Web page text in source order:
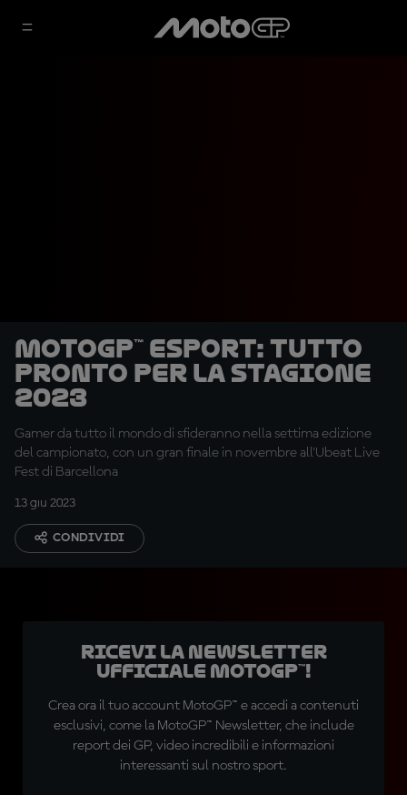
MotoGP™ eSport: tutto
pronto per la stagione
2023
Gamer da tutto il mondo di sfideranno nella settima edizione
del campionato, con un gran finale in novembre all'Ubeat Live
Fest di Barcellona
13 giu 2023
CONDIVIDI
Ricevi la newsletter
ufficiale MotoGP™!
Crea ora il tuo account MotoGP™ e accedi a contenuti
esclusivi, come la MotoGP™ Newsletter, che include
report dei GP, video incredibili e informazioni
interessanti sul nostro sport.